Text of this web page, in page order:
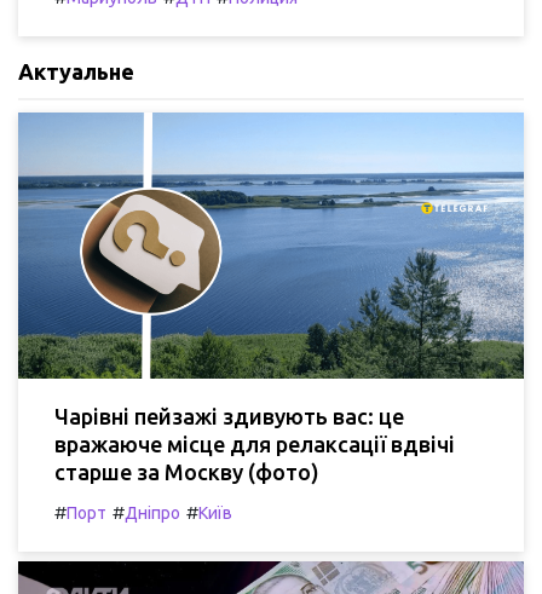
Актуальне
Чарівні пейзажі здивують вас: це
вражаюче місце для релаксації вдвічі
старше за Москву (фото)
#Порт #Дніпро #Київ